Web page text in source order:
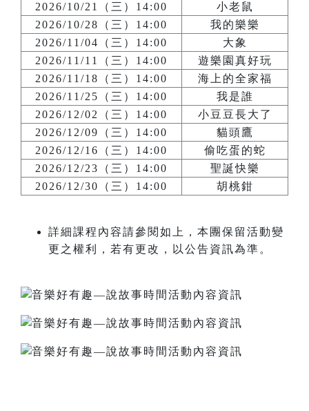
2026/10/21（三）14:00
小老鼠
2026/10/28（三）14:00
我的樂樂
2026/11/04（三）14:00
大象
2026/11/11（三）14:00
遊樂園真好玩
2026/11/18（三）14:00
海上的全家福
2026/11/25（三）14:00
我是誰
2026/12/02（三）14:00
小豆豆長大了
2026/12/09（三）14:00
貓頭鷹
2026/12/16（三）14:00
偷吃蛋的蛇
2026/12/23（三）14:00
聖誕快樂
2026/12/30（三）14:00
胡桃鉗
詳細課程內容請參閱如上，本團保留活動變
更之權利，若有更改，以公告資訊為準。